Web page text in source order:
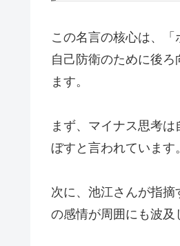
この名言の核心は、
自己防衛のために後ろ
ます。
まず、マイナス思考
ぼすと言われています
次に、池江さんが指
の感情が周囲にも波及